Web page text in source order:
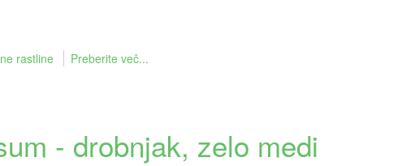
rastline Preberite več...
- drobnjak, zelo medi